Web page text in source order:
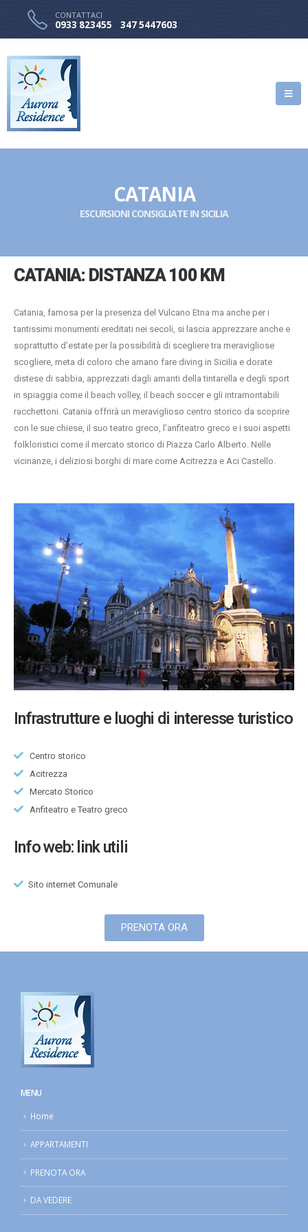
CONTATTACI
0933 823455 - 347 5447603
CATANIA
ESCURSIONI CONSIGLIATE IN SICILIA
CATANIA: DISTANZA 100 KM
Catania, famosa per la presenza del Vulcano Etna ma anche per i
tantissimi monumenti ereditati nei secoli, si lascia apprezzare anche e
soprattutto d’estate per la possibilità di scegliere tra meravigliose
scogliere, meta di coloro che amano fare diving in Sicilia e dorate
distese di sabbia, apprezzati dagli amanti della tintarella e degli sport
in spiaggia come il beach volley, il beach soccer e gli intramontabili
racchettoni. Catania offrirà un meraviglioso centro storico da scoprire
con le sue chiese, il suo teatro greco, l’anfiteatro greco e i suoi aspetti
folkloristici come il mercato storico di Piazza Carlo Alberto. Nelle
vicinanze, i deliziosi borghi di mare come Acitrezza e Aci Castello.
Infrastrutture e luoghi di interesse turistico
Centro storico
Acitrezza
Mercato Storico
Anfiteatro e Teatro greco
Info web: link utili
Sito internet Comunale
PRENOTA ORA
MENU
Home
APPARTAMENTI
PRENOTA ORA
DA VEDERE